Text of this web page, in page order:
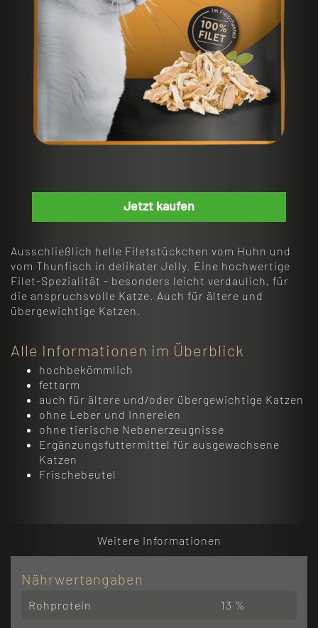
Jetzt kaufen
Ausschließlich helle Filetstückchen vom Huhn und
vom Thunfisch in delikater Jelly. Eine hochwertige
Filet-Spezialität - besonders leicht verdaulich, für
die anspruchsvolle Katze. Auch für ältere und
übergewichtige Katzen.
Alle Informationen im Überblick
hochbekömmlich
fettarm
auch für ältere und/oder übergewichtige Katzen
ohne Leber und Innereien
ohne tierische Nebenerzeugnisse
Ergänzungsfuttermittel für ausgewachsene
Katzen
Frischebeutel
Weitere Informationen
Nährwertangaben
Rohprotein 13 %